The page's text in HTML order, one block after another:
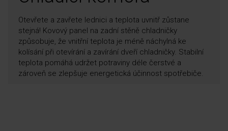
Otevřete a zavřete lednici a teplota uvnitř zůstane
stejná! Kovový panel na zadní stěně chladničky
způsobuje, že vnitřní teplota je méně náchylná ke
kolísání při otevírání a zavírání dveří chladničky. Stabilní
teplota pomáhá udržet potraviny déle čerstvé a
zároveň se zlepšuje energetická účinnost spotřebiče.